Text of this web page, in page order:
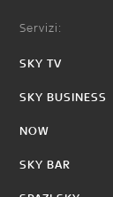
Servizi:
SKY TV
SKY BUSINESS
NOW
SKY BAR